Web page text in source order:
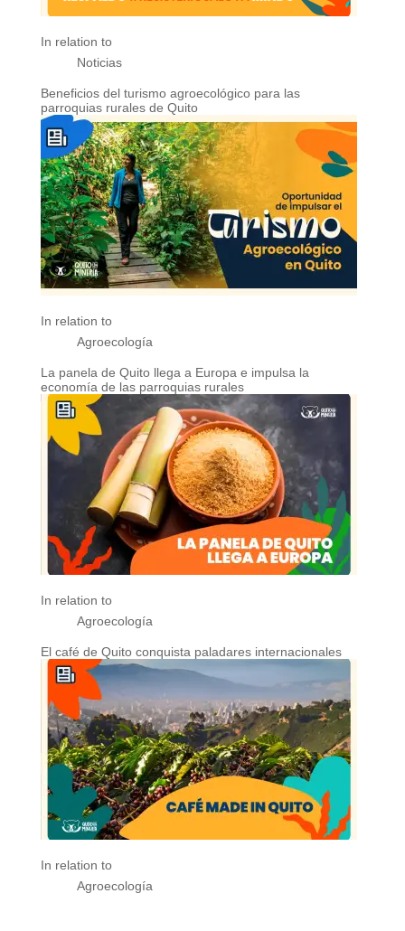
In relation to
Noticias
Beneficios del turismo agroecológico para las
parroquias rurales de Quito
In relation to
Agroecología
La panela de Quito llega a Europa e impulsa la
economía de las parroquias rurales
In relation to
Agroecología
El café de Quito conquista paladares internacionales
In relation to
Agroecología